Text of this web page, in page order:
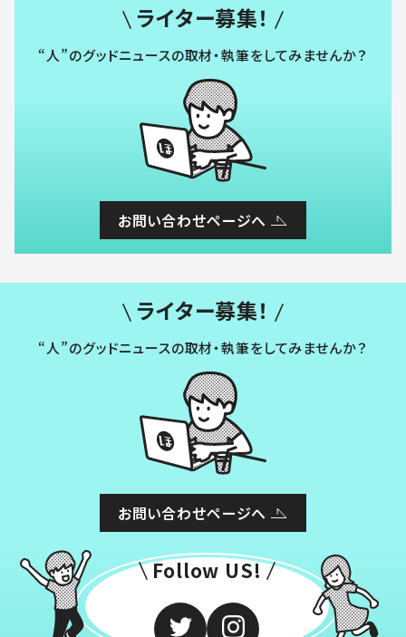
ライター募集！
“人”のグッドニュースの取材・執筆をしてみませんか？
お問い合わせページへ
ライター募集！
“人”のグッドニュースの取材・執筆をしてみませんか？
お問い合わせページへ
Follow US!